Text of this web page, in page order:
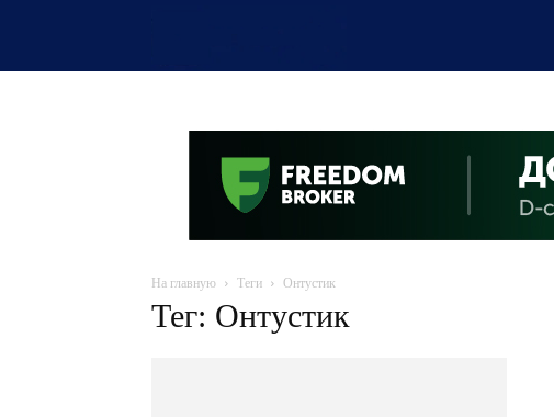
На главную Теги Онтустик
Тег: Онтустик